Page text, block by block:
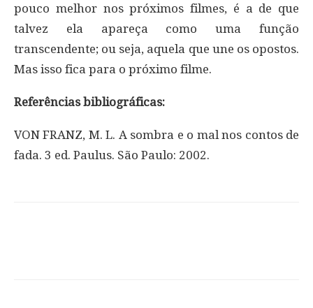
pouco melhor nos próximos filmes, é a de que
talvez ela apareça como uma função
transcendente; ou seja, aquela que une os opostos.
Mas isso fica para o próximo filme.
Referências bibliográficas:
VON FRANZ, M. L. A sombra e o mal nos contos de
fada. 3 ed. Paulus. São Paulo: 2002.